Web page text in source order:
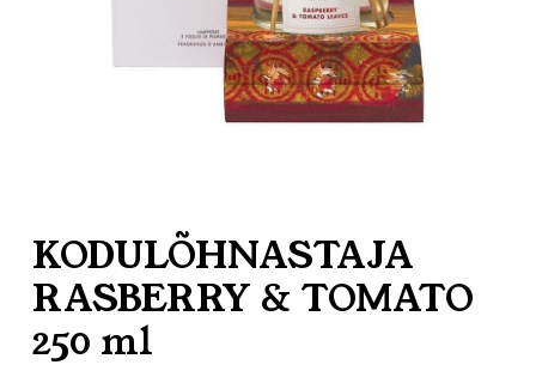
KODULÕHNASTAJA
RASBERRY & TOMATO
250 ml